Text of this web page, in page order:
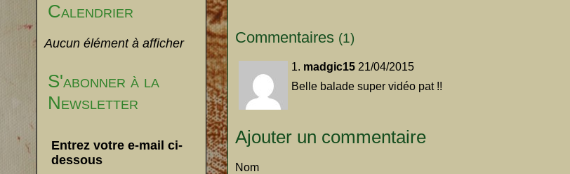
Calendrier
Aucun élément à afficher
S'abonner à la
Newsletter
Entrez votre e-mail ci-
dessous
Commentaires (1)
1. madgic15 21/04/2015
Belle balade super vidéo pat !!
Ajouter un commentaire
Nom